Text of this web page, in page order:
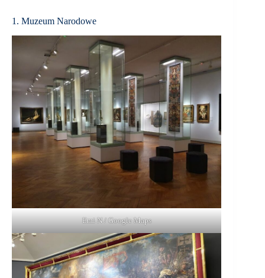
1. Muzeum Narodowe
Emi N / Google Maps